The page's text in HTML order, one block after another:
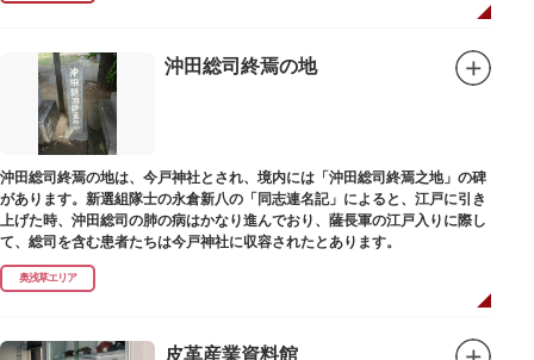
沖田総司終焉の地
沖田総司終焉の地は、今戸神社とされ、境内には「沖田総司終焉之地」の碑
があります。新選組隊士の永倉新八の「同志連名記」によると、江戸に引き
上げた時、沖田総司の肺の病はかなり進んでおり、薩長軍の江戸入りに際し
て、総司を含む患者たちは今戸神社に収容されたとあります。
奥浅草エリア
皮革産業資料館